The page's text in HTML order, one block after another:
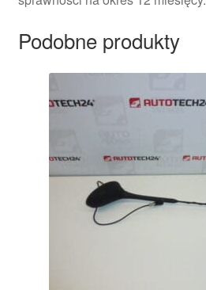
Podobne produkty